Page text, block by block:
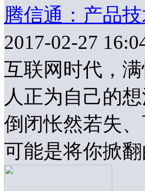
腾信通：产品
2017-02-27
互联网时代，
人正为自己的
倒闭怅然若失
可能是将你掀翻